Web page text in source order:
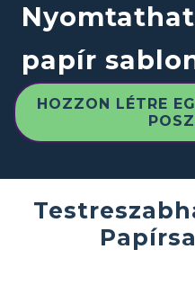
papír
HOZZON LÉTRE